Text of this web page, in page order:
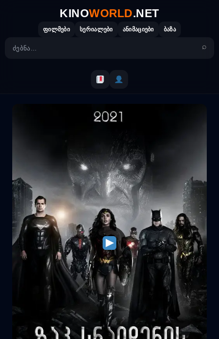
KINOWORLD.NET
ფილმები სერიალები ანიმაციები ბაზა